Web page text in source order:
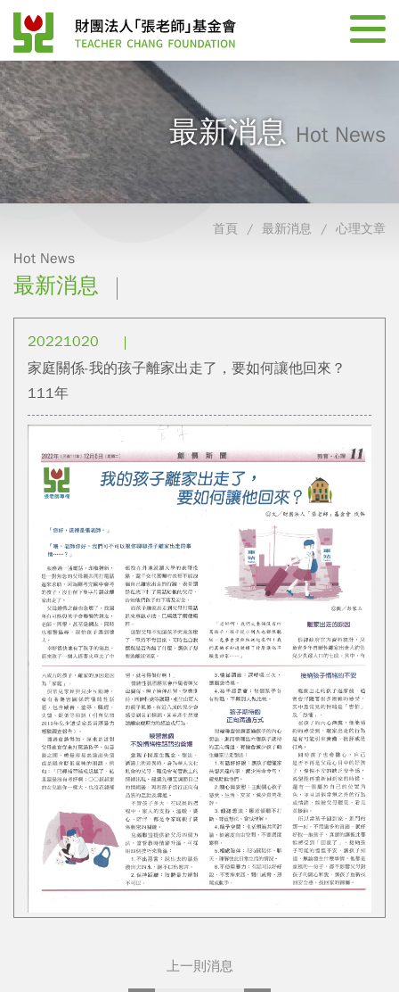
最新消息 Hot News
首頁 最新消息 心理文章
Hot News
最新消息
20221020
家庭關係-我的孩子離家出走了，要如何讓他回來？
111年
上一則消息